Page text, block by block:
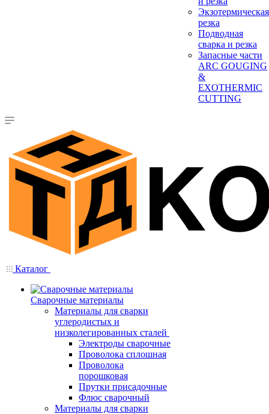
Экзотермическая
резка
Подводная
сварка и резка
Запасные части
ARC GOUGING
&
EXOTHERMIC
CUTTING
Каталог
Сварочные материалы
Материалы для сварки
углеродистых и
низколегированных сталей
Электроды сварочные
Проволока сплошная
Проволока
порошковая
Прутки присадочные
Флюс сварочный
Материалы для сварки